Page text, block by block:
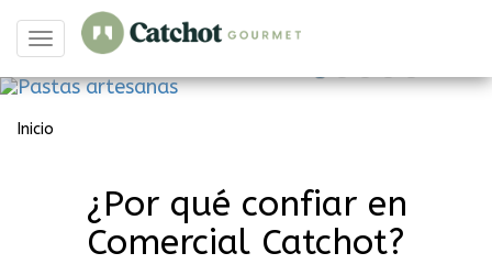
Toggle
navigation
Pastas artesanas
MAMMA FIORE
Foie Rougie
tela
Panes Fripan
Inicio
¿Por qué confiar en
Comercial Catchot?